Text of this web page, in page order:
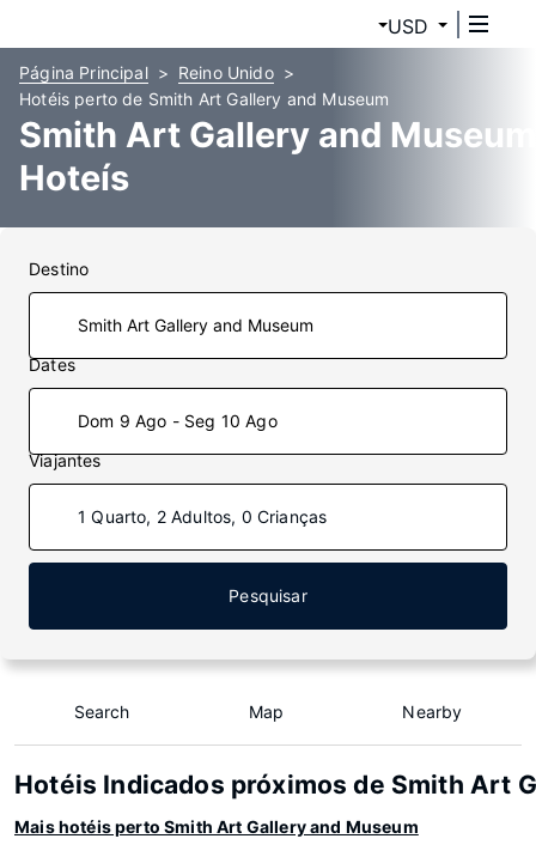
USD
Página Principal
Reino Unido
Hotéis perto de Smith Art Gallery and Museum
Smith Art Gallery and Museum
Hoteís
Destino
Dates
Dom 9 Ago - Seg 10 Ago
Viajantes
1 Quarto, 2 Adultos, 0 Crianças
Pesquisar
Search Map Nearby
Hotéis Indicados próximos de Smith Art
Mais hotéis perto Smith Art Gallery and Museum